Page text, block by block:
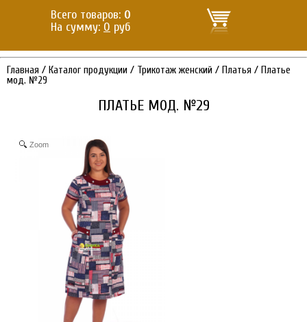
Всего товаров: 0
На сумму: 0 руб
Главная / Каталог продукции / Трикотаж женский / Платья / Платье
мод. №29
ПЛАТЬЕ МОД. №29
Zoom